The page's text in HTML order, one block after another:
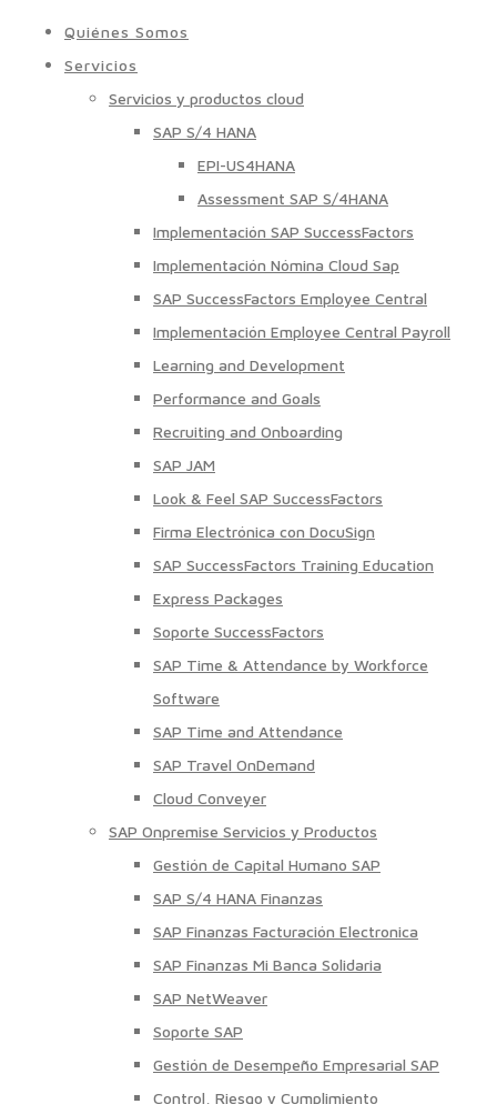
Quiénes Somos
Servicios
Servicios y productos cloud
SAP S/4 HANA
EPI-US4HANA
Assessment SAP S/4HANA
Implementación SAP SuccessFactors
Implementación Nómina Cloud Sap
SAP SuccessFactors Employee Central
Implementación Employee Central Payroll
Learning and Development
Performance and Goals
Recruiting and Onboarding
SAP JAM
Look & Feel SAP SuccessFactors
Firma Electrónica con DocuSign
SAP SuccessFactors Training Education
Express Packages
Soporte SuccessFactors
SAP Time & Attendance by Workforce
Software
SAP Time and Attendance
SAP Travel OnDemand
Cloud Conveyer
SAP Onpremise Servicios y Productos
Gestión de Capital Humano SAP
SAP S/4 HANA Finanzas
SAP Finanzas Facturación Electronica
SAP Finanzas Mi Banca Solidaria
SAP NetWeaver
Soporte SAP
Gestión de Desempeño Empresarial SAP
Control, Riesgo y Cumplimiento